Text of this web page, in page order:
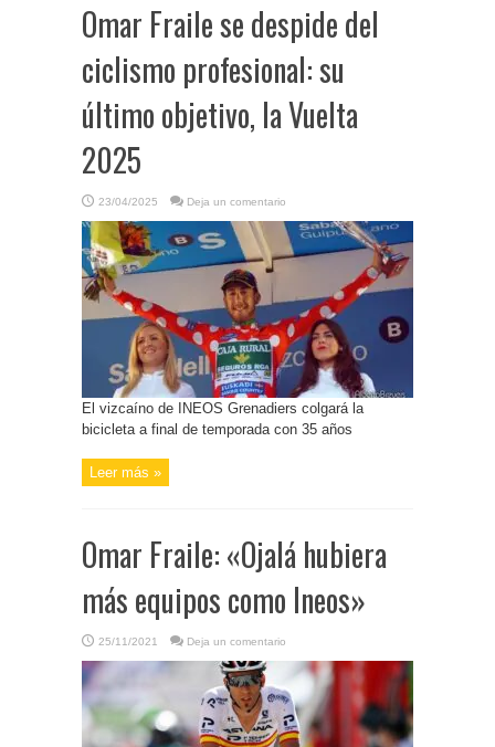
Omar Fraile se despide del
ciclismo profesional: su
último objetivo, la Vuelta
2025
23/04/2025 Deja un comentario
El vizcaíno de INEOS Grenadiers colgará la
bicicleta a final de temporada con 35 años
Leer más »
Omar Fraile: «Ojalá hubiera
más equipos como Ineos»
25/11/2021 Deja un comentario